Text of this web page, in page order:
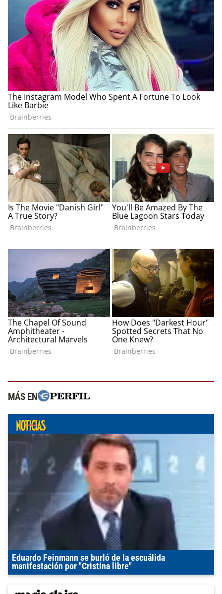
MÁS EN
Eduardo Feinmann se burló de la escuálida
manifestación por "Cristina libre"